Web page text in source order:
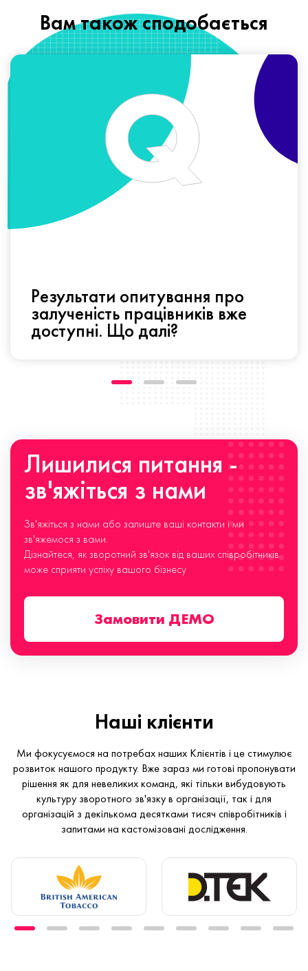
Вам також сподобається
Результати опитування про
залученість працівників вже
доступні. Що далі?
Лишилися питання -
зв'яжіться з нами
Зв'яжіться з нами або залиште ваші контакти і ми
зв'яжемося з вами.
Дізнайтеся, як зворотний зв'язок від ваших співробітників
може сприяти успіху вашого бізнесу
Замовити ДЕМО
Наші клієнти
Ми фокусуємося на потребах наших Клієнтів і це стимулює
розвиток нашого продукту. Вже зараз ми готові пропонувати
рішення як для невеликих команд, які тільки вибудовують
культуру зворотного зв'язку в організації, так і для
організацій з декількома десятками тисяч співробітників і
запитами на кастомізовані дослідження.